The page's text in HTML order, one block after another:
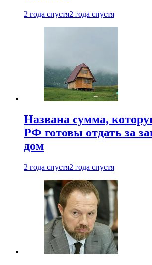
2 года спустя2 года спустя
Названа сумма,
РФ готовы отдать за
дом
2 года спустя2 года спустя